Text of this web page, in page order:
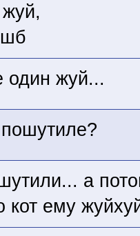
один жуй...
а
кот ему